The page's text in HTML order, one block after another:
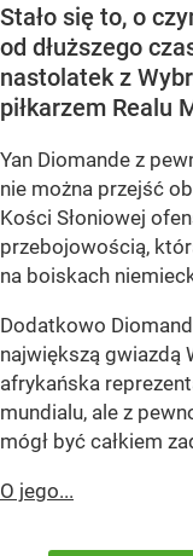
Stało się to, o
od dłuższego
nastolatek z
piłkarzem Realu
Yan Diomande z
nie można przejść
Kości Słoniowej
przebojowością,
na boiskach
Dodatkowo
największą gwiazdą
afrykańska
mundialu, ale z
mógł być całkiem
O jego...